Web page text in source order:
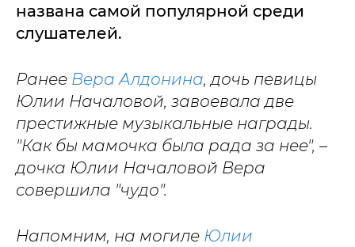
названа самой популярной среди
слушателей.
Ранее Вера Алдонина, дочь певицы
Юлии Началовой, завоевала две
престижные музыкальные награды.
"Как бы мамочка была рада за нее", –
дочка Юлии Началовой Вера
совершила "чудо".
Напомним, на могиле Юлии